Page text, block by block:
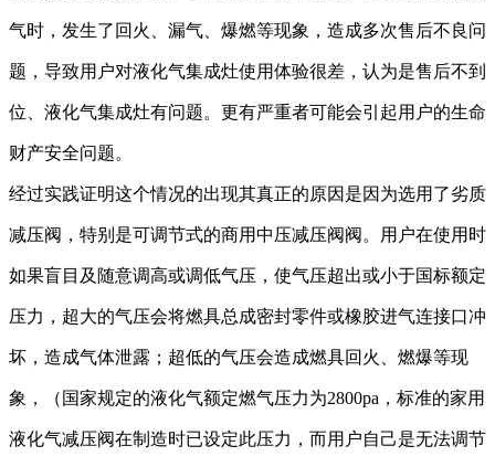
气时，发生了回火、漏气、爆燃等现象，造成多次售后不良问
题，导致用户对液化气集成灶使用体验很差，认为是售后不到
位、液化气集成灶有问题。更有严重者可能会引起用户的生命
财产安全问题。
经过实践证明这个情况的出现其真正的原因是因为选用了劣质
减压阀，特别是可调节式的商用中压减压阀阀。用户在使用时
如果盲目及随意调高或调低气压，使气压超出或小于国标额定
压力，超大的气压会将燃具总成密封零件或橡胶进气连接口冲
坏，造成气体泄露；超低的气压会造成燃具回火、燃爆等现
象，（国家规定的液化气额定燃气压力为2800pa，标准的家用
液化气减压阀在制造时已设定此压力，而用户自己是无法调节